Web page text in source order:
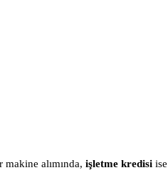
makine alımında, işletme kredisi ise